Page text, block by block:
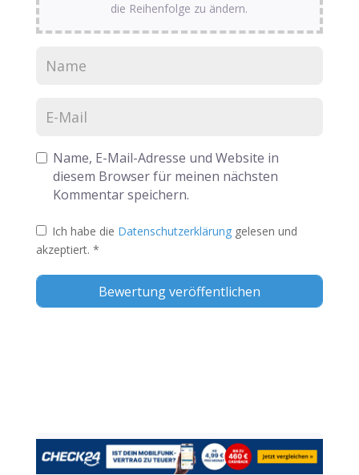
die Reihenfolge zu ändern.
Name, E-Mail-Adresse und Website in
diesem Browser für meinen nächsten
Kommentar speichern.
Ich habe die Datenschutzerklärung gelesen und
akzeptiert. *